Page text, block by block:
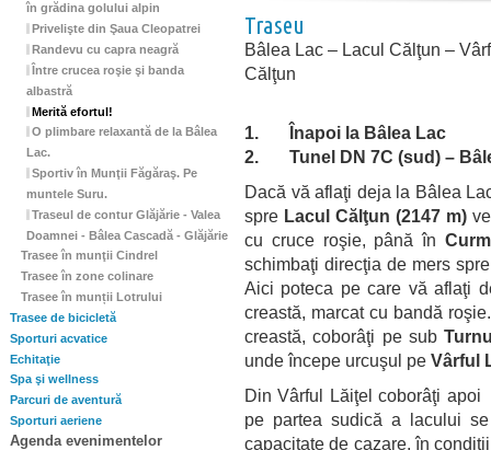
în grădina golului alpin
Privelişte din Şaua Cleopatrei
Randevu cu capra neagră
Între crucea roşie şi banda
albastră
Merită efortul!
O plimbare relaxantă de la Bâlea
Lac.
Sportiv în Munţii Făgăraş. Pe
muntele Suru.
Traseul de contur Glăjărie - Valea
Doamnei - Bâlea Cascadă - Glăjărie
Trasee în munţii Cindrel
Trasee în zone colinare
Trasee în munții Lotrului
Trasee de bicicletă
Sporturi acvatice
Echitaţie
Spa şi wellness
Parcuri de aventură
Sporturi aeriene
Agenda evenimentelor
Traseu
Bâlea Lac – Lacul Călţun –
Călţun
1. Înapoi la Bâlea Lac
2. Tunel DN 7C (sud) – B
Dacă vă aflaţi deja la Bâlea
spre Lacul Călţun (2147 m)
cu cruce roşie, până în
schimbaţi direcţia de mers
Aici poteca pe care vă aflaţi
creastă, marcat cu bandă
creastă, coborâţi pe sub
unde începe urcuşul pe Vârful
Din Vârful Lăiţel coborâţi
pe partea sudică a lacului
capacitate de cazare, în